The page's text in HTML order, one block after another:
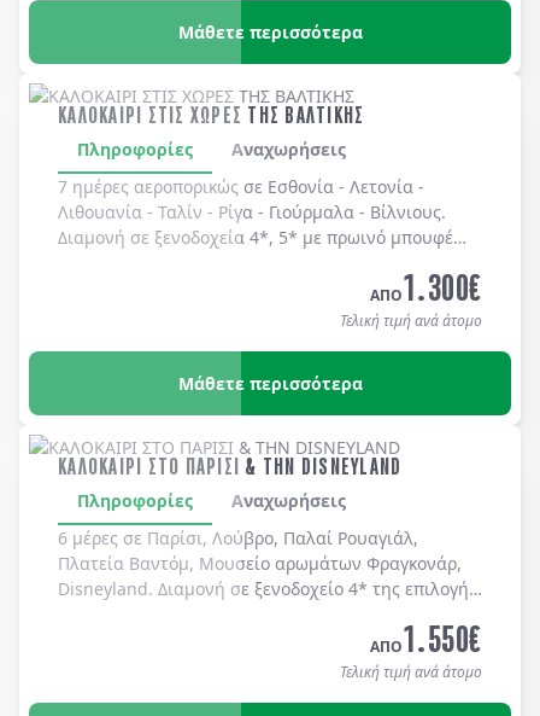
Μάθετε περισσότερα
ΚΑΛΟΚΑΙΡΙ ΣΤΙΣ ΧΩΡΕΣ ΤΗΣ ΒΑΛΤΙΚΗΣ
Πληροφορίες
Αναχωρήσεις
7 ημέρες αεροπορικώς σε Εσθονία - Λετονία -
Λιθουανία - Ταλίν - Ρίγα - Γιούρμαλα - Βίλνιους.
Διαμονή σε ξενοδοχεία 4*, 5* με πρωινό μπουφέ
ΑΠΟ1.300€
Τελική τιμή ανά άτομο
Μάθετε περισσότερα
ΚΑΛΟΚΑΙΡΙ ΣΤΟ ΠΑΡΙΣΙ & ΤΗΝ DISNEYLAND
Πληροφορίες
Αναχωρήσεις
6 μέρες σε Παρίσι, Λούβρο, Παλαί Ρουαγιάλ,
Πλατεία Βαντόμ, Μουσείο αρωμάτων Φραγκονάρ,
Disneyland. Διαμονή σε ξενοδοχείo 4* της επιλογής
ΑΠΟ1.550€
Τελική τιμή ανά άτομο